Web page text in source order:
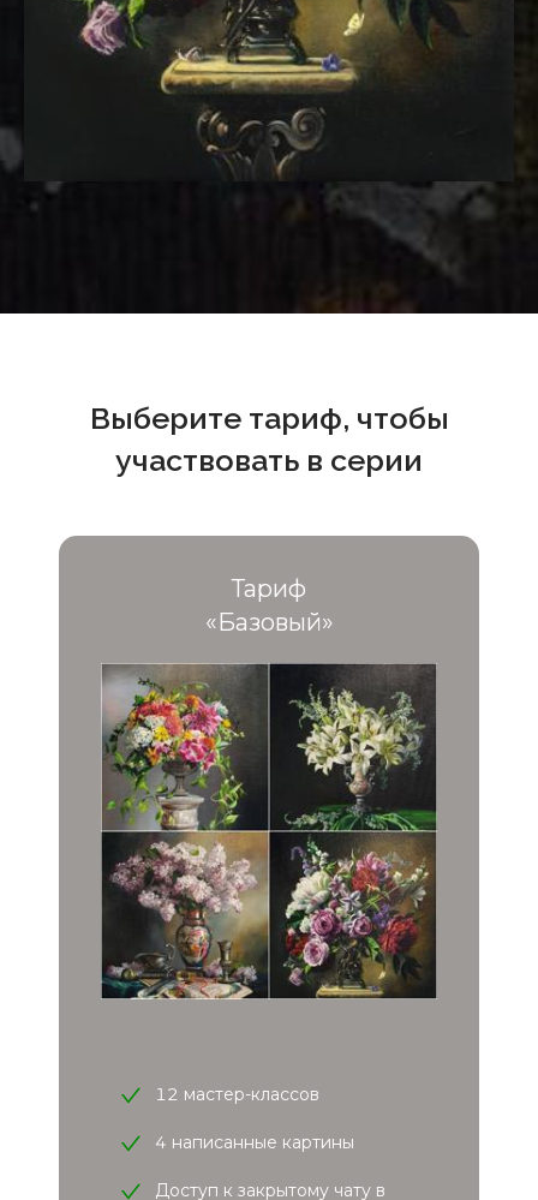
Выберите тариф, чтобы
участвовать в серии
Тариф
«Базовый»
12 мастер-классов
4 написанные картины
Доступ к закрытому чату в